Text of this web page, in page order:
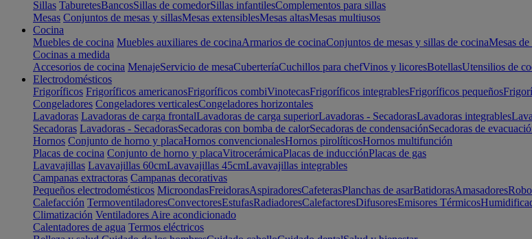
Sillas TaburetesBancosSillas de comedorSillas infantilesComplementos para sillas
Mesas Conjuntos de mesas y sillasMesas extensiblesMesas altasMesas multiusos
Cocina
Muebles de cocina Muebles auxiliares de cocinaArmarios de cocinaConjuntos de mesas y sillas de cocinaMesas de
Cocinas a medida
Accesorios de cocina MenajeServicio de mesaCuberteríaCuchillos para chefVinos y licoresBotellasUtensilios de
Electrodomésticos
Frigoríficos Frigoríficos americanosFrigoríficos combiVinotecasFrigoríficos integrablesFrigoríficos pequeños
Congeladores Congeladores verticalesCongeladores horizontales
Lavadoras Lavadoras de carga frontalLavadoras de carga superiorLavadoras - SecadorasLavadoras integrables
Secadoras Lavadoras - SecadorasSecadoras con bomba de calorSecadoras de condensaciónSecadoras de
Hornos Conjunto de horno y placaHornos convencionalesHornos pirolíticosHornos multifunción
Placas de cocina Conjunto de horno y placaVitrocerámicaPlacas de inducciónPlacas de gas
Lavavajillas Lavavajillas 60cmLavavajillas 45cmLavavajillas integrables
Campanas extractoras Campanas decorativas
Pequeños electrodomésticos MicroondasFreidorasAspiradoresCafeterasPlanchas de asarBatidorasAmasadores
Calefacción TermoventiladoresConvectoresEstufasRadiadoresCalefactoresDifusoresEmisores Térmicos
Climatización Ventiladores Aire acondicionado
Calentadores de agua Termos eléctricos